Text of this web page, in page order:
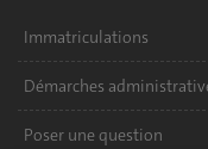
Immatriculations
Démarches
Poser une question